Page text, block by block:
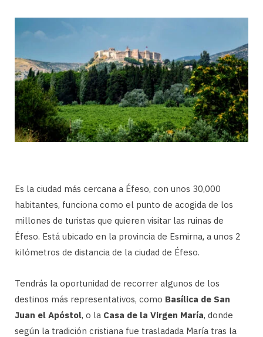
Es la ciudad más cercana a Éfeso, con unos 30,000
habitantes, funciona como el punto de acogida de los
millones de turistas que quieren visitar las ruinas de
Éfeso. Está ubicado en la provincia de Esmirna, a unos 2
kilómetros de distancia de la ciudad de Éfeso.
Tendrás la oportunidad de recorrer algunos de los
destinos más representativos, como Basílica de San
Juan el Apóstol, o la Casa de la Virgen María, donde
según la tradición cristiana fue trasladada María tras la